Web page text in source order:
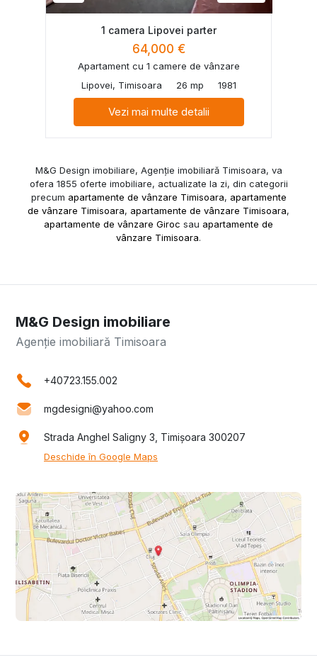
1 camera Lipovei parter
64,000 €
Apartament cu 1 camere de vânzare
Lipovei, Timisoara
26 mp 1981
Vezi mai multe detalii
M&G Design imobiliare, Agenție imobiliară Timisoara, va
ofera 1855 oferte imobiliare, actualizate la zi, din categorii
precum apartamente de vânzare Timisoara, apartamente
de vânzare Timisoara, apartamente de vânzare Timisoara,
apartamente de vânzare Giroc sau apartamente de
vânzare Timisoara.
M&G Design imobiliare
Agenție imobiliară Timisoara
+40723.155.002
mgdesigni@yahoo.com
Strada Anghel Saligny 3, Timișoara 300207
Deschide în Google Maps